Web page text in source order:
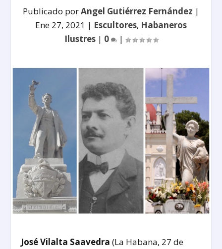
Publicado porAngel Gutiérrez Fernández |
Ene 27, 2021 | Escultores, Habaneros
Ilustres| 0 |
José Vilalta Saavedra (La Habana, 27 de